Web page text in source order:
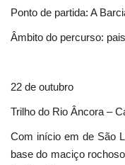
Ponto de partida: A
Âmbito do percurso:
22 de outubro
Trilho do Rio Âncora –
Com início em de São
base do maciço